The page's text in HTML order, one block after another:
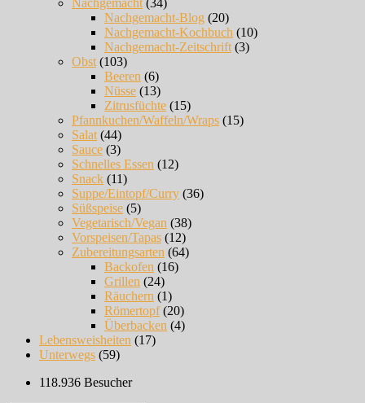
Nachgemacht (34)
Nachgemacht-Blog (20)
Nachgemacht-Kochbuch (10)
Nachgemacht-Zeitschrift (3)
Obst (103)
Beeren (6)
Nüsse (13)
Zitrusfüchte (15)
Pfannkuchen/Waffeln/Wraps (15)
Salat (44)
Sauce (3)
Schnelles Essen (12)
Snack (11)
Suppe/Eintopf/Curry (36)
Süßspeise (5)
Vegetarisch/Vegan (38)
Vorspeisen/Tapas (12)
Zubereitungsarten (64)
Backofen (16)
Grillen (24)
Räuchern (1)
Römertopf(20)
Überbacken (4)
Lebensweisheiten (17)
Unterwegs (59)
118.936 Besucher